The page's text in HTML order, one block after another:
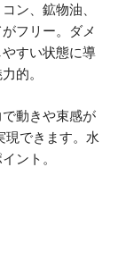
ン、鉱物油、
フリー。ダメ
すい状態に導
的。
動きや束感が
現できます。水
ント。